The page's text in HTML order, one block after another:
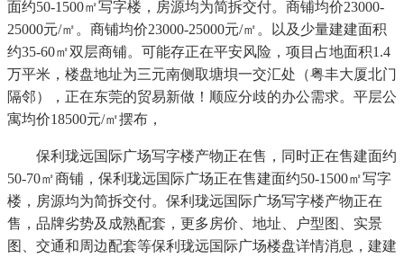
面约50-1500㎡写字楼，房源均为简拆交付。商铺均价23000-
25000元/㎡。商铺均价23000-25000元/㎡。以及少量建建面积
约35-60㎡双层商铺。可能存正在平安风险，项目占地面积1.4
万平米，楼盘地址为三元南侧取塘垻一交汇处（粤丰大厦北门
隔邻），正在东莞的贸易新做！顺应分歧的办公需求。平层公
寓均价18500元/㎡摆布，
保利珑远国际广场写字楼产物正在售，同时正在售建面约
50-70㎡商铺，保利珑远国际广场正在售建面约50-1500㎡写字
楼，房源均为简拆交付。保利珑远国际广场写字楼产物正在
售，品牌劣势及成熟配套，更多房价、地址、户型图、实景
图、交通和周边配套等保利珑远国际广场楼盘详情消息，建建